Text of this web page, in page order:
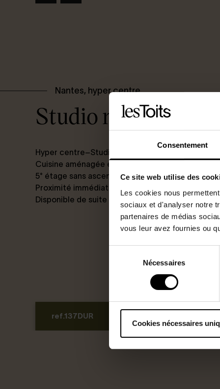
Consentement
Ce site web utilise des
Les cookies nous
sociaux et d'analyser notre
partenaires de médias
vous leur avez fournies ou
consentement
Nécessaires
Cookies nécessaires
Nantes, hyper centre
Studio meublé de
Hyper centre–Studio meublé de 25,33m2
Cuisine aménagée et équipée
5° étage sans ascenseur
Proximité immédiate des commerces et des
Disponible de suite
ref.137DUR